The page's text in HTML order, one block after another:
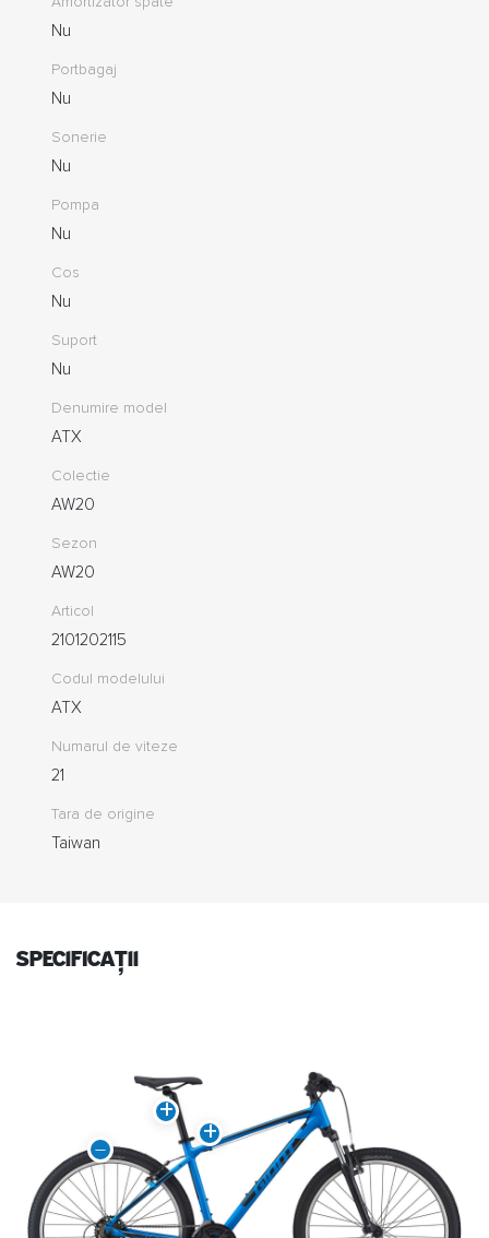
Nu
Portbagaj
Nu
Sonerie
Nu
Pompa
Nu
Cos
Nu
Suport
Nu
Denumire model
ATX
Colectie
AW20
Sezon
AW20
Articol
2101202115
Codul modelului
ATX
Numarul de viteze
21
Tara de origine
Taiwan
specificații